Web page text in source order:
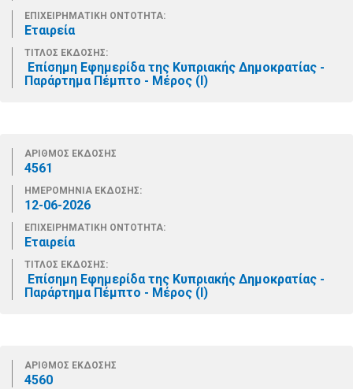
ΕΠΙΧΕΙΡΗΜΑΤΙΚΗ ΟΝΤΟΤΗΤΑ:
Εταιρεία
ΤΙΤΛΟΣ ΕΚΔΟΣΗΣ:
Επίσημη Εφημερίδα της Κυπριακής Δημοκρατίας -
Παράρτημα Πέμπτο - Μέρος (Ι)
ΑΡΙΘΜΟΣ ΕΚΔΟΣΗΣ
4561
ΗΜΕΡΟΜΗΝΙΑ ΕΚΔΟΣΗΣ:
12-06-2026
ΕΠΙΧΕΙΡΗΜΑΤΙΚΗ ΟΝΤΟΤΗΤΑ:
Εταιρεία
ΤΙΤΛΟΣ ΕΚΔΟΣΗΣ:
Επίσημη Εφημερίδα της Κυπριακής Δημοκρατίας -
Παράρτημα Πέμπτο - Μέρος (Ι)
ΑΡΙΘΜΟΣ ΕΚΔΟΣΗΣ
4560